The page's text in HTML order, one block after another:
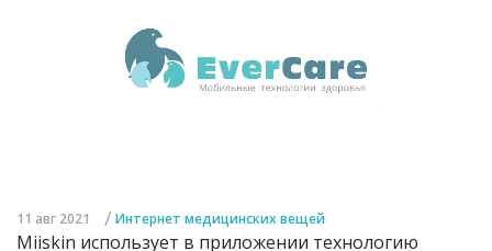
11 авг 2021 / Интернет медицинских вещей
Miiskin использует в приложении технологию